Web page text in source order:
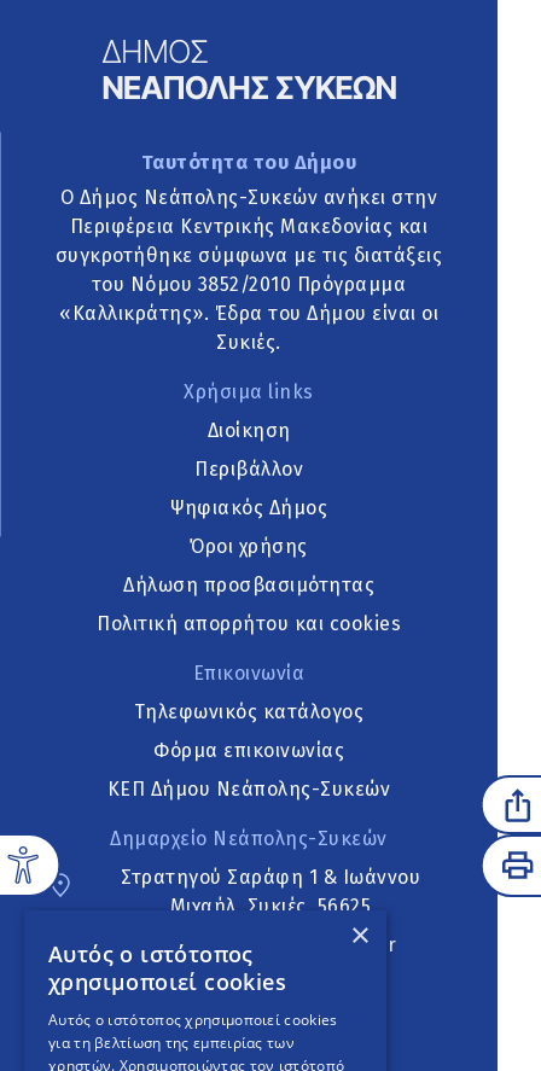
Ταυτότητα του Δήμου
Ο Δήμος Νεάπολης-Συκεών ανήκει στην
Περιφέρεια Κεντρικής Μακεδονίας και
συγκροτήθηκε σύμφωνα με τις διατάξεις
του Νόμου 3852/2010 Πρόγραμμα
«Καλλικράτης». Έδρα του Δήμου είναι οι
Συκιές.
Χρήσιμα links
Διοίκηση
Περιβάλλον
Ψηφιακός Δήμος
Όροι χρήσης
Δήλωση προσβασιμότητας
Πολιτική απορρήτου και cookies
Επικοινωνία
Τηλεφωνικός κατάλογος
Φόρμα επικοινωνίας
ΚΕΠ Δήμου Νεάπολης-Συκεών
Δημαρχείο Νεάπολης-Συκεών
Στρατηγού Σαράφη 1 & Ιωάννου
Μιχαήλ, Συκιές, 56625
neapoli.sykies@ddt.gov.gr
Ακολουθήστε
×
Αυτός ο ιστότοπος
χρησιμοποιεί cookies
Αυτός ο ιστότοπος χρησιμοποιεί cookies
για τη βελτίωση της εμπειρίας των
χρηστών. Χρησιμοποιώντας τον ιστότοπό